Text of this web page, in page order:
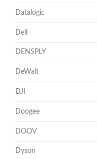
Datalogic
Dell
DENSPLY
DeWalt
DJI
Doogee
DOOV
Dyson